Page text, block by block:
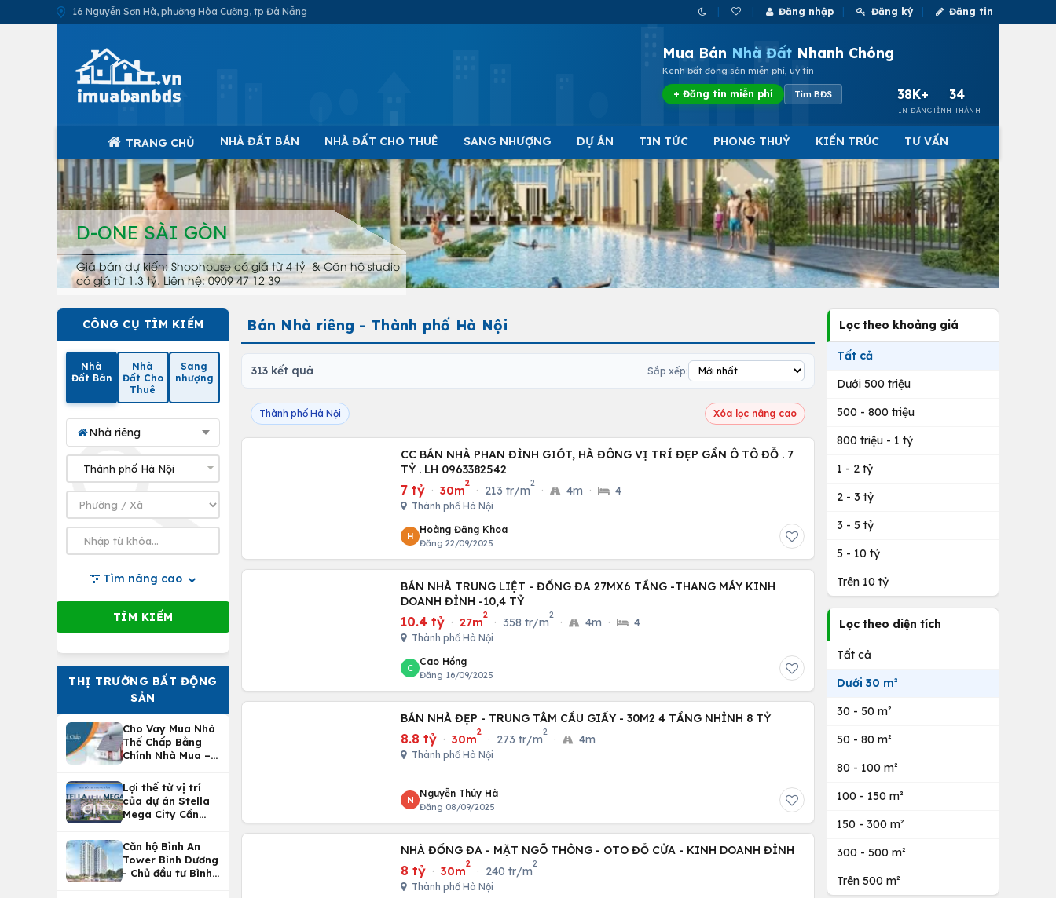
16 Nguyễn Sơn Hà, phường Hòa Cường, tp Đà Nẵng Đăng nhập Đăng ký Đăng tin
Mua Bán Nhà Đất Nhanh Chóng
Kênh bất động sản miễn phí, uy tín
+ Đăng tin miễn phí Tìm BĐS 38K+
TIN ĐĂNG
34
TỈNH THÀNH
TRANG CHỦ NHÀ ĐẤT BÁN NHÀ ĐẤT CHO THUÊ SANG NHƯỢNG DỰ ÁN TIN TỨC PHONG THUỶ KIẾN TRÚC TƯ VẤN
D-ONE SÀI GÒN
Giá bán dự kiến: Shophouse có giá từ 4 tỷ & Căn hộ studio
có giá từ 1.3 tỷ. Liên hệ: 0909 47 12 39
CÔNG CỤ TÌM KIẾM
Nhà
Đất Bán
Nhà
Đất Cho
Thuê
Sang
nhượng
Nhà riêng
Tìm nâng cao
THỊ TRƯỜNG BẤT ĐỘNG
SẢN
Cho Vay Mua Nhà
Thế Chấp Bằng
Chính Nhà Mua –
Nhà Tại
Vietcombank
Lợi thế từ vị trí
của dự án Stella
Mega City Cần
Căn hộ Bình An
Tower Bình Dương
- Chủ đầu tư Bình
Bán Nhà riêng - Thành phố Hà Nội
313 kết quả Sắp xếp:
Thành phố Hà Nội Xóa lọc nâng cao
CC BÁN NHÀ PHAN ĐÌNH GIÓT, HÀ ĐÔNG VỊ TRÍ ĐẸP GẦN Ô TÔ ĐỖ . 7
TỶ . LH 0963382542
7 tỷ · 30m
2
· 213 tr/m
2
· 4m · 4
Thành phố Hà Nội
H
Hoàng Đăng Khoa
Đăng 22/09/2025
BÁN NHÀ TRUNG LIỆT - ĐỐNG ĐA 27MX6 TẦNG -THANG MÁY KINH
DOANH ĐỈNH -10,4 TỶ
10.4 tỷ · 27m
2
· 358 tr/m
2
· 4m · 4
Thành phố Hà Nội
C
Cao Hồng
Đăng 16/09/2025
BÁN NHÀ ĐẸP - TRUNG TÂM CẦU GIẤY - 30M2 4 TẦNG NHỈNH 8 TỶ
8.8 tỷ · 30m
2
· 273 tr/m
2
· 4m
Thành phố Hà Nội
N
Nguyễn Thúy Hà
Đăng 08/09/2025
NHÀ ĐỐNG ĐA - MẶT NGÕ THÔNG - OTO ĐỖ CỬA - KINH DOANH ĐỈNH
8 tỷ · 30m
2
· 240 tr/m
2
Thành phố Hà Nội
Lọc theo khoảng giá
Tất cả
Dưới 500 triệu
500 - 800 triệu
800 triệu - 1 tỷ
1 - 2 tỷ
2 - 3 tỷ
3 - 5 tỷ
5 - 10 tỷ
Trên 10 tỷ
Lọc theo diện tích
Tất cả
Dưới 30 m²
30 - 50 m²
50 - 80 m²
80 - 100 m²
100 - 150 m²
150 - 300 m²
300 - 500 m²
Trên 500 m²